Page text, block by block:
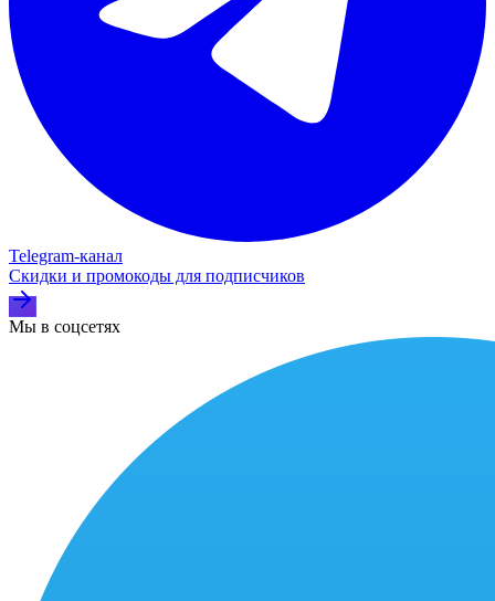
Telegram‑канал
Скидки и промокоды для подписчиков
Мы в соцсетях